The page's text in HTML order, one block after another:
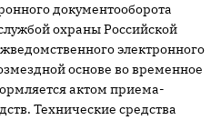
документооборота
охраны Российской
электронного
основе во временное
актом приема-
Технические средства